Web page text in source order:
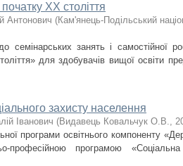
ХХ століття
Антонович (Кам'янець-Подільський
семінарських занять і самостійної
для здобувачів вищої освіти
захисту населення
Іванович (Видавець Ковальчук О.В.,
програми освітнього компоненту
професійною програмою